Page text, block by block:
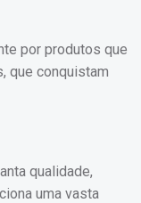
por produtos que
que conquistam
qualidade,
uma vasta